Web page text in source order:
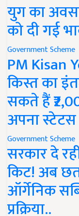
युग का
को दी गई
Government Scheme
PM Kisan
किस्त का
सकते हैं
अपना स्टेटस
Government Scheme
सरकार दे
किट! अब
ऑर्गेनिक
प्रक्रिया..